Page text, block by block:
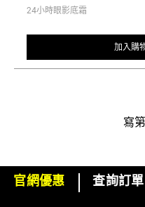
24小時眼影底霜
加入購
寫
下單即可挑選精美小
官網優惠 查詢訂單